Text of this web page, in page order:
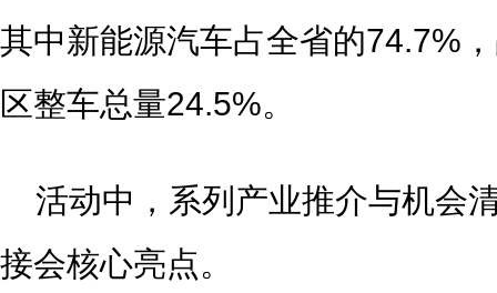
其中新能源汽车占全省的74.7%
区整车总量24.5%。
活动中，系列产业推介与机会
接会核心亮点。